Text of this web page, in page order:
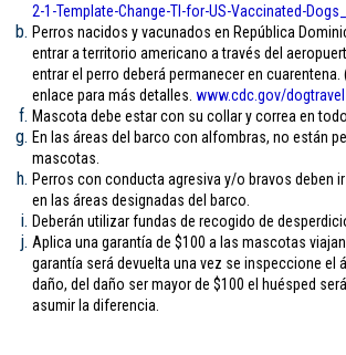
2-1-Template-Change-TI-for-US-Vaccinated-
Perros nacidos y vacunados en República
entrar a territorio americano a través del
entrar el perro deberá permanecer en
enlace para más detalles. www.cdc.gov/dogtravel
Mascota debe estar con su collar y correa en
En las áreas del barco con alfombras, no están
mascotas.
Perros con conducta agresiva y/o bravos deben ir
en las áreas designadas del barco.
Deberán utilizar fundas de recogido de
Aplica una garantía de $100 a las mascotas
garantía será devuelta una vez se inspeccione el
daño, del daño ser mayor de $100 el huésped
asumir la diferencia.